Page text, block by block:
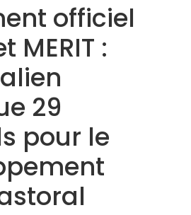
officiel
MERIT :
29
pour le